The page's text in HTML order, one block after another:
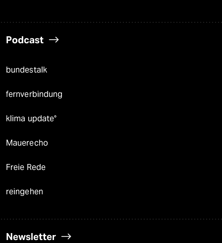
Podcast
bundestalk
fernverbindung
klima update°
Mauerecho
Freie Rede
reingehen
Newsletter